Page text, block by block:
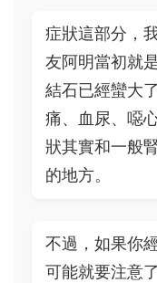
症狀這部分，
友阿明當初就
結石已經蠻大
痛、血尿、噁
狀其實和一般
的地方。
不過，如果你
可能就要注意